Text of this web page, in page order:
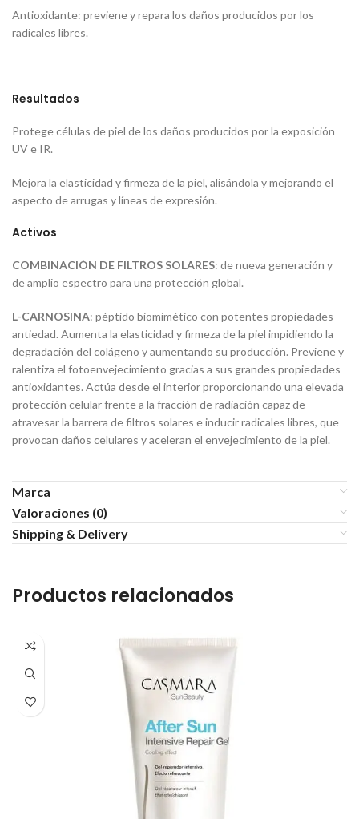
Antioxidante: previene y repara los daños producidos por los
radicales libres.
Resultados
Protege células de piel de los daños producidos por la exposición
UV e IR.
Mejora la elasticidad y firmeza de la piel, alisándola y mejorando el
aspecto de arrugas y líneas de expresión.
Activos
COMBINACIÓN DE FILTROS SOLARES: de nueva generación y
de amplio espectro para una protección global.
L-CARNOSINA: péptido biomimético con potentes propiedades
antiedad. Aumenta la elasticidad y firmeza de la piel impidiendo la
degradación del colágeno y aumentando su producción. Previene y
ralentiza el fotoenvejecimiento gracias a sus grandes propiedades
antioxidantes. Actúa desde el interior proporcionando una elevada
protección celular frente a la fracción de radiación capaz de
atravesar la barrera de filtros solares e inducir radicales libres, que
provocan daños celulares y aceleran el envejecimiento de la piel.
Marca
Valoraciones (0)
Shipping & Delivery
Productos relacionados